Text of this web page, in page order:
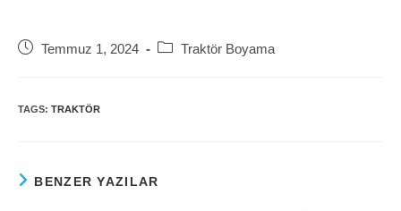
PostTemmuz 1, 2024
PostTraktör Boyama
TAGS: TRAKTÖR
BENZER YAZILAR